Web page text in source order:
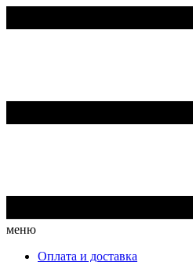
меню
Оплата и доставка